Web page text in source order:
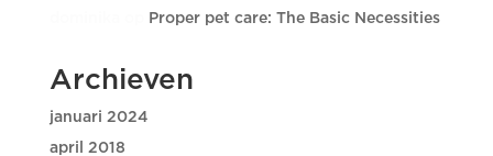
Proper pet care: The Basic Necessities
Archieven
januari 2024
april 2018